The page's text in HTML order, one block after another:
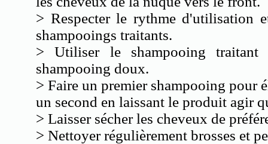
> Respecter le rythme d'utilisation
shampooings traitants.
> Utiliser le shampooing traitant
shampooing doux.
> Faire un premier shampooing pour
un second en laissant le produit agir
> Laisser sécher les cheveux de
> Nettoyer régulièrement brosses et